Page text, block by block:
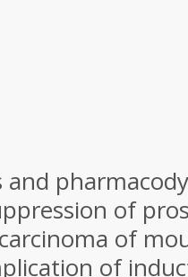
and
of
of
of